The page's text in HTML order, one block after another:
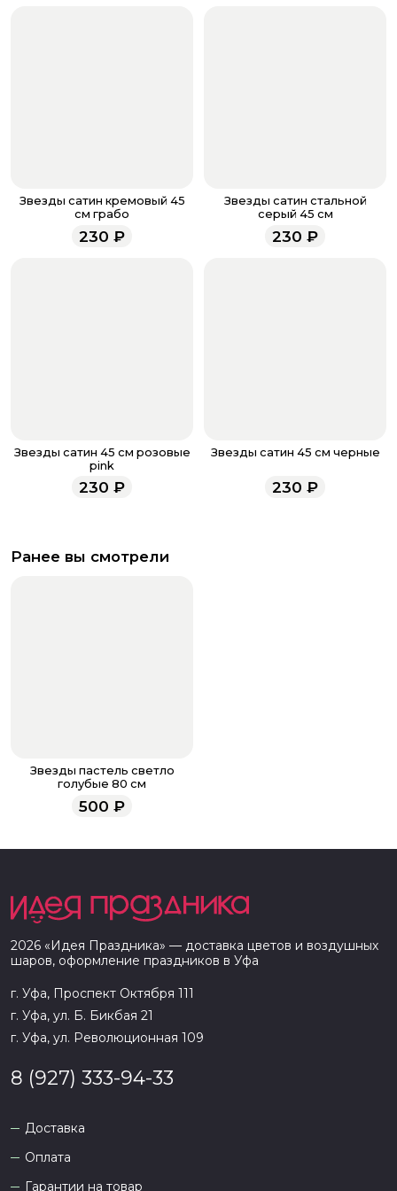
звоните по номеру телефона
или
напишите WhatsApp
+7 937 333-66-53. Наши
менеджеры работают ежедневно с 9.00 до 23.00 и
всегда рады проконсультировать вас.
Звезды сатин кремовый 45
см грабо
230 ₽
Звезды сатин стальной
серый 45 см
230 ₽
Звезды сатин 45 см розовые
pink
230 ₽
Звезды сатин 45 см черные
230 ₽
Ранее вы смотрели
Звезды пастель светло
голубые 80 см
500 ₽
2026 «Идея Праздника» — доставка цветов и воздушных
шаров, оформление праздников в Уфа
г. Уфа, Проспект Октября 111
г. Уфа, ул. Б. Бикбая 21
г. Уфа, ул. Революционная 109
8 (927) 333-94-33
Доставка
Оплата
Гарантии на товар